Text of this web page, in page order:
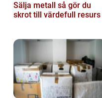
Sälja metall så gör du
skrot till värdefull resurs